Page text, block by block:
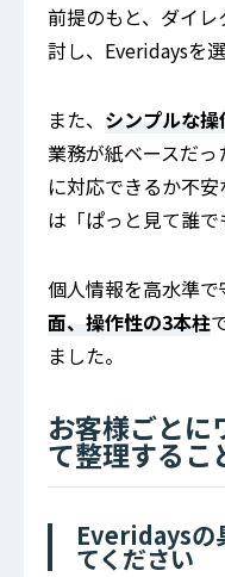
前提のもと、ダイ
討し、Everidaysを
また、 シンプルな操
業務が紙ベースだ
に対応できるか不
は「ぱっと見て誰で
個人情報を高水準
面、操作性の3本柱
ました。
お客様ごとに
て整理するこ
Everidaysの
てください